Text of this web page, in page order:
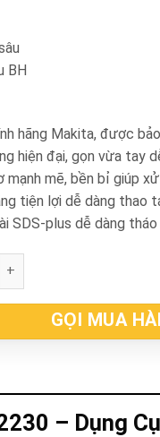
BH
hãng Makita, được
hiện đại, gọn vừa tay
mạnh mẽ, bền bỉ giúp
tiện lợi dễ dàng thao
SDS-plus dễ dàng tháo
bê tông 22mm Makita
GỌI MUA
– Dụng